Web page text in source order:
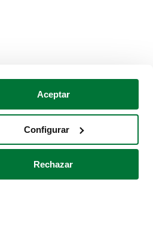
Aceptar
Configurar
Rechazar